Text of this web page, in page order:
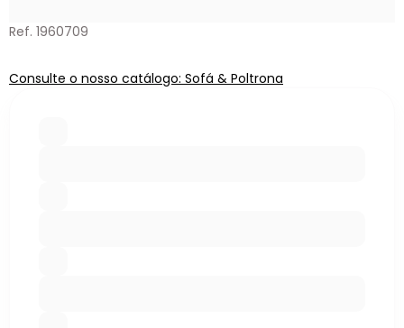
Ref. 1960709
Consulte o nosso catálogo: Sofá & Poltrona